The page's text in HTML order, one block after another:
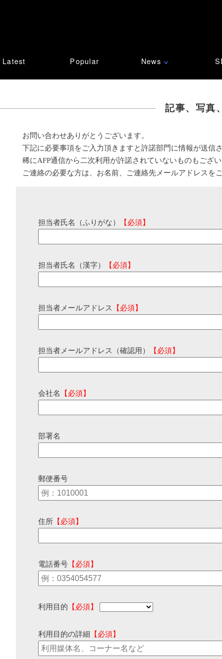
Latest Popular News ∨
記事、写真
お問い合わせありがとうございます。
下記に必要事項をご入力頂きますと許諾部門に情報が送信
稀にAFP通信から二次利用が許諾されていないものもござ
ご連絡の必要な方は、お名前、ご連絡先メールアドレスを
担当者氏名（ふりがな） 【必須】
担当者氏名（漢字） 【必須】
担当者メールアドレス 【必須】
担当者メールアドレス（確認用） 【必須】
会社名 【必須】
部署名
郵便番号
住所 【必須】
電話番号 【必須】
利用目的 【必須】
利用目的の詳細 【必須】